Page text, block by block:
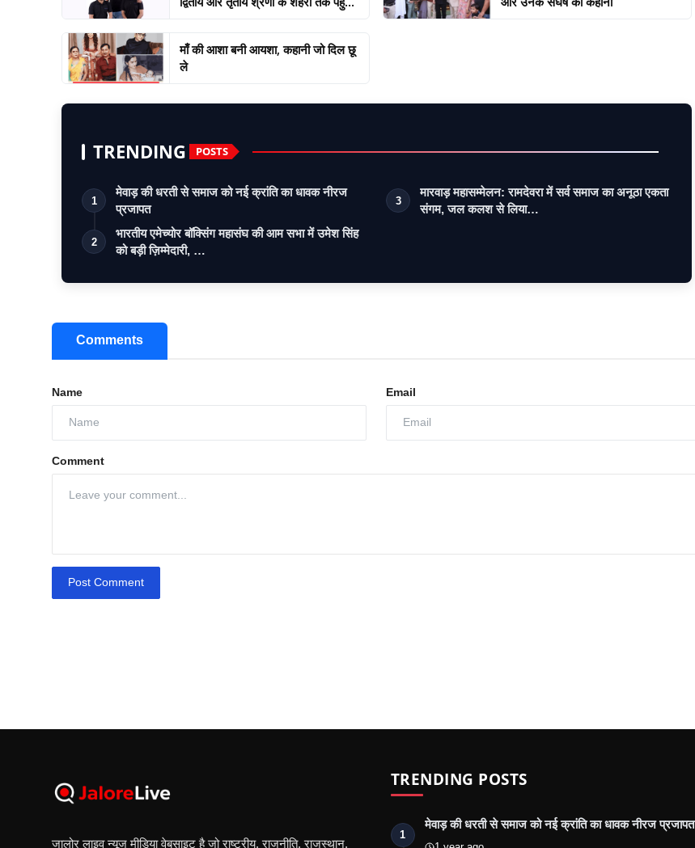
माँ की आशा बनी आयशा, कहानी जो दिल छू
ले
TRENDING POSTS
1
मेवाड़ की धरती से समाज को नई क्रांति का धावक नीरज
प्रजापत
2
भारतीय एमेच्योर बॉक्सिंग महासंघ की आम सभा में उमेश सिंह
को बड़ी ज़िम्मेदारी, …
3
मारवाड़ महासम्मेलन: रामदेवरा में सर्व समाज का अनूठा एकता
संगम, जल कलश से लिया…
Comments
Name Email
Comment
Post Comment
जालोर लाइव न्यूज मीडिया वेबसाइट है जो राष्ट्रीय, राजनीति, राजस्थान,
TRENDING POSTS
1
मेवाड़ की धरती से समाज को नई क्रांति का धावक नीरज प्रजापत